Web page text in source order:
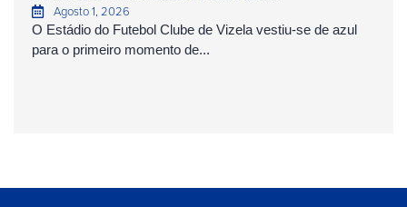
Agosto 1, 2026
O Estádio do Futebol Clube de Vizela vestiu-se de azul
para o primeiro momento de...